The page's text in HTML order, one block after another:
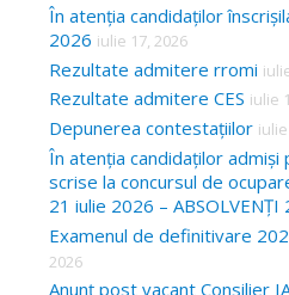
În atenția candidaților
2026 iulie 17, 2026
Rezultate admitere rromi
Rezultate admitere CES iulie
Depunerea contestațiilor
În atenția candidaților
scrise la concursul de
21 iulie 2026 – ABSOLVENȚI
Examenul de definitivare
2026
Anunț post vacant Consilier